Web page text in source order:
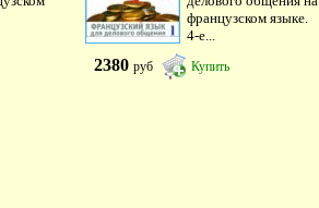
французском языке.
4-е...
2380 руб Купить